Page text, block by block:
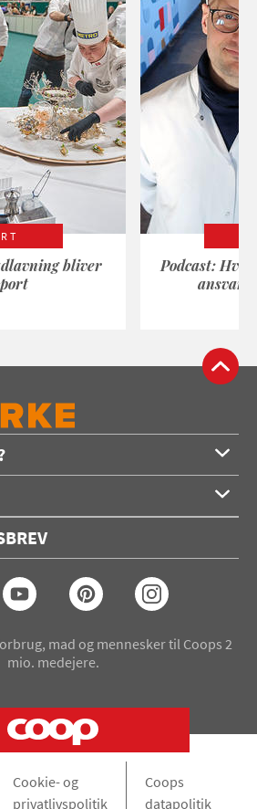
bliver
Podcast:
mad og mennesker til Coops 2
mio. medejere.
Cookie- og
privatlivspolitik
Coops
datapolitik